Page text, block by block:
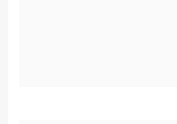
انكشافًا حتى يتبيَّن
بهذه التهم الباطلة،